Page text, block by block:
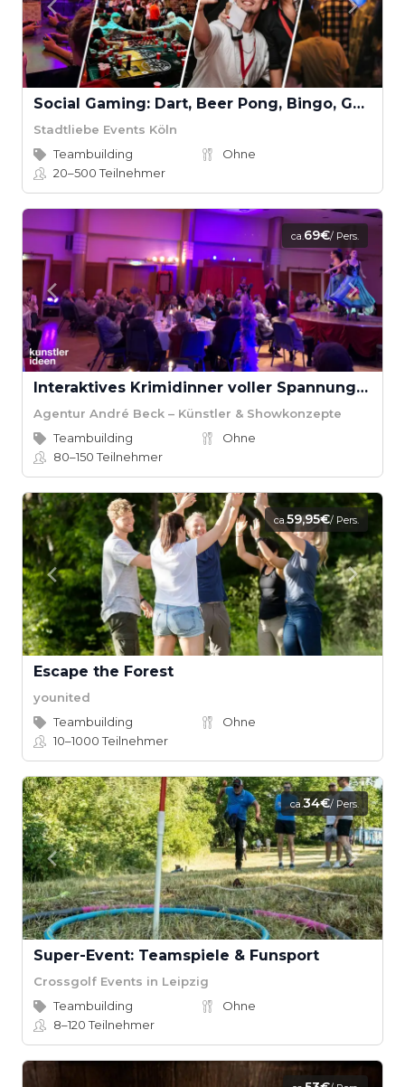
Social Gaming: Dart, Beer Pong, Bingo, Gaming, Kicker, Kneipenquiz & Schocken
Stadtliebe Events Köln
Teambuilding
Ohne
20–500Teilnehmer
ca.69€/ Pers.
Interaktives Krimidinner voller Spannung & Humor
Agentur André Beck – Künstler & Showkonzepte
Teambuilding
Ohne
80–150Teilnehmer
ca.59,95€/ Pers.
Escape the Forest
younited
Teambuilding
Ohne
10–1000Teilnehmer
ca.34€/ Pers.
Super-Event: Teamspiele & Funsport
Crossgolf Events in Leipzig
Teambuilding
Ohne
8–120Teilnehmer